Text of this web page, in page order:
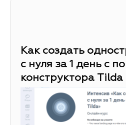
Как создать
с нуля за 1 день с
конструктора